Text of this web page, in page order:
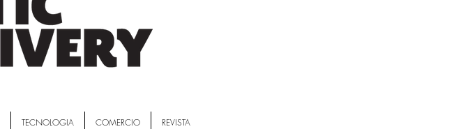
TECNOLOGIA COMERCIO REVISTA